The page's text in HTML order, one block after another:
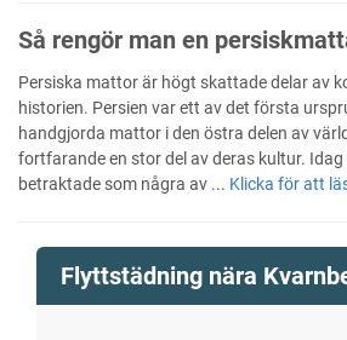
Så rengör man en
Persiska mattor är högt skattade delar av
historien. Persien var ett av det första
handgjorda mattor i den östra delen av
fortfarande en stor del av deras kultur.
betraktade som några av ... Klicka för att
Flyttstädning nära